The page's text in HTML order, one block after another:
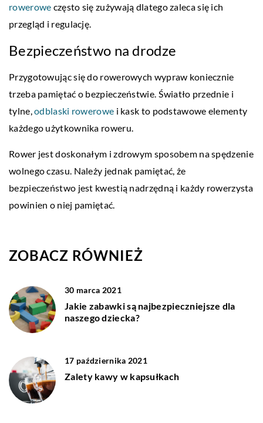
rowerowe często się zużywają dlatego zaleca się ich
przegląd i regulację.
Bezpieczeństwo na drodze
Przygotowując się do rowerowych wypraw koniecznie
trzeba pamiętać o bezpieczeństwie. Światło przednie i
tylne,odblaski rowerowe i kask to podstawowe elementy
każdego użytkownika roweru.
Rower jest doskonałym i zdrowym sposobem na spędzenie
wolnego czasu. Należy jednak pamiętać, że
bezpieczeństwo jest kwestią nadrzędną i każdy rowerzysta
powinien o niej pamiętać.
ZOBACZ RÓWNIEŻ
30 marca 2021
Jakie zabawki są najbezpieczniejsze dla
naszego dziecka?
17 października 2021
Zalety kawy w kapsułkach